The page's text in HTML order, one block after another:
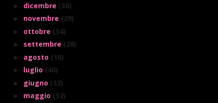
► dicembre (36)
► novembre (29)
► ottobre (34)
► settembre (28)
► agosto (16)
► luglio (40)
► giugno (32)
► maggio (32)